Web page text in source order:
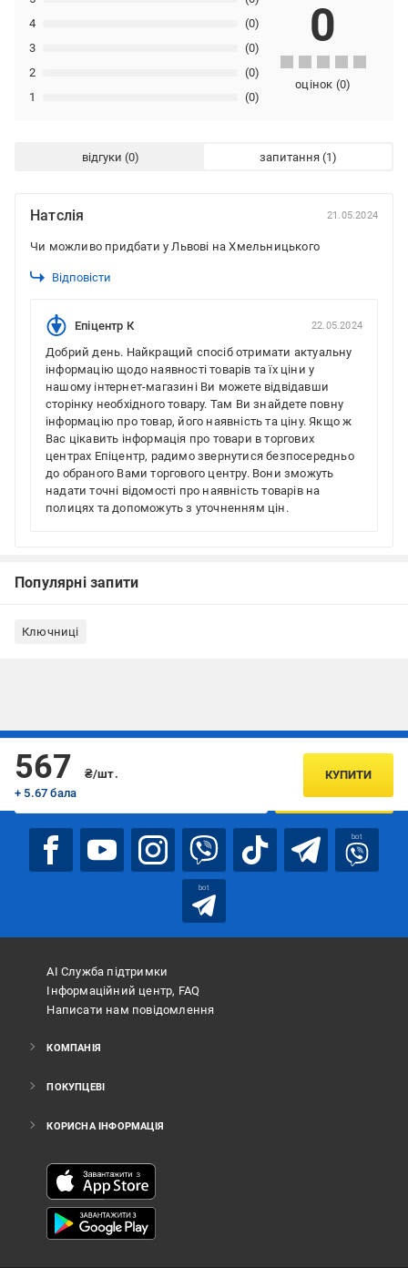
1 (0)
2 (0)
3 (0)
4 (0) 0
оцінок (0)
відгуки запитання
Натслія 21.05.2024
Чи можливо придбати у Львові на Хмельницького
Відповісти
Епіцентр К 22.05.2024
Добрий день. Найкращий спосіб отримати актуальну
інформацію щодо наявності товарів та їх ціни у
нашому інтернет-магазині Ви можете відвідавши
сторінку необхідного товару. Там Ви знайдете повну
інформацію про товар, його наявність та ціну. Якщо ж
Вас цікавить інформація про товари в торгових
центрах Епіцентр, радимо звернутися безпосередньо
до обраного Вами торгового центру. Вони зможуть
надати точні відомості про наявність товарів на
полицях та допоможуть з уточненням цін.
Популярні запити
Ключниці
567
₴/шт.
+ 5.67 бала
КУПИТИ
Підписуйтесь, щоб дізнаватись першим про акції та пропозиції
ПІДПИСАТИСЯ
bot
bot
АІ Служба підтримки
Інформаційний центр, FAQ
Написати нам повідомлення
КОМПАНІЯ
ПОКУПЦЕВІ
КОРИСНА ІНФОРМАЦІЯ